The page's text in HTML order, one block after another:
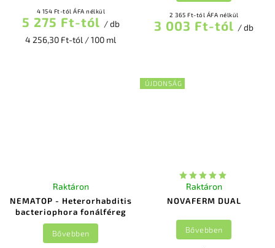
4 154 Ft-tól ÁFA nélkül
5 275 Ft-tól / db
4 256,30 Ft-tól / 100 ml
2 365 Ft-tól ÁFA nélkül
3 003 Ft-tól / db
NEMATOP - Heterorhabditis
bacteriophora fonálféreg
Raktáron
Bővebben
ÚJDONSÁG
NOVAFERM DUAL
Raktáron
Bővebben